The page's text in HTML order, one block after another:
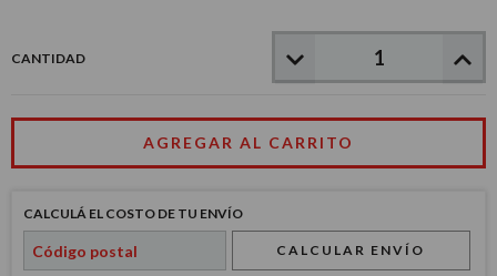
CANTIDAD
CALCULÁ EL COSTO DE TU ENVÍO
CALCULAR ENVÍO